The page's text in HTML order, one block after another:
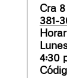
Cra
381-
4:30